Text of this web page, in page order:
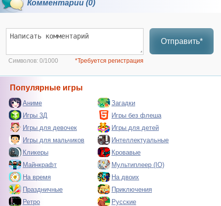
Комментарии (0)
Отправить*
Символов: 0/1000 *Требуется регистрация
Популярные игры
Аниме
Загадки
Игры 3Д
Игры без флеша
Игры для девочек
Игры для детей
Игры для мальчиков
Интеллектуальные
Кликеры
Кровавые
Майнкрафт
Мультиплеер (IO)
На время
На двоих
Праздничные
Приключения
Ретро
Русские